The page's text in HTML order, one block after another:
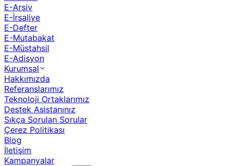
E-Arşiv
E-İrsaliye
E-Defter
E-Mutabakat
E-Müstahsil
E-Adisyon
Kurumsal
Hakkımızda
Referanslarımız
Teknoloji Ortaklarımız
Destek Asistanınız
Sıkça Sorulan Sorular
Çerez Politikası
Blog
İletişim
Kampanyalar